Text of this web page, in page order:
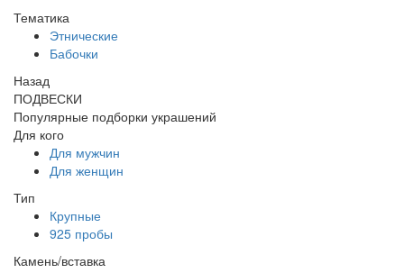
Тематика
Этнические
Бабочки
Назад
ПОДВЕСКИ
Популярные подборки украшений
Для кого
Для мужчин
Для женщин
Тип
Крупные
925 пробы
Камень/вставка